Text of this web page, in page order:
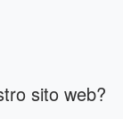
sito web?